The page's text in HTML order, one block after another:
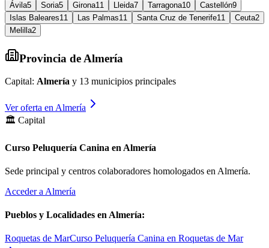
Ávila5 Soria5 Girona11 Lleida7 Tarragona10 Castellón9
Islas Baleares11 Las Palmas11 Santa Cruz de Tenerife11 Ceuta2
Melilla2
Provincia de Almería
Capital: Almería y 13 municipios principales
Ver oferta en Almería
🏛️ Capital
Curso Peluquería Canina en Almería
Sede principal y centros colaboradores homologados en Almería.
Acceder a Almería
Pueblos y Localidades en Almería:
Roquetas de MarCurso Peluquería Canina en Roquetas de Mar